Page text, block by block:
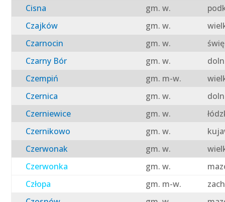
Cisna
gm. w.
Czajków
gm. w.
Czarnocin
gm. w.
Czarny Bór
gm. w.
Czempiń
gm. m-w.
Czernica
gm. w.
Czerniewice
gm. w.
Czernikowo
gm. w.
Czerwonak
gm. w.
Czerwonka
gm. w.
Człopa
gm. m-w.